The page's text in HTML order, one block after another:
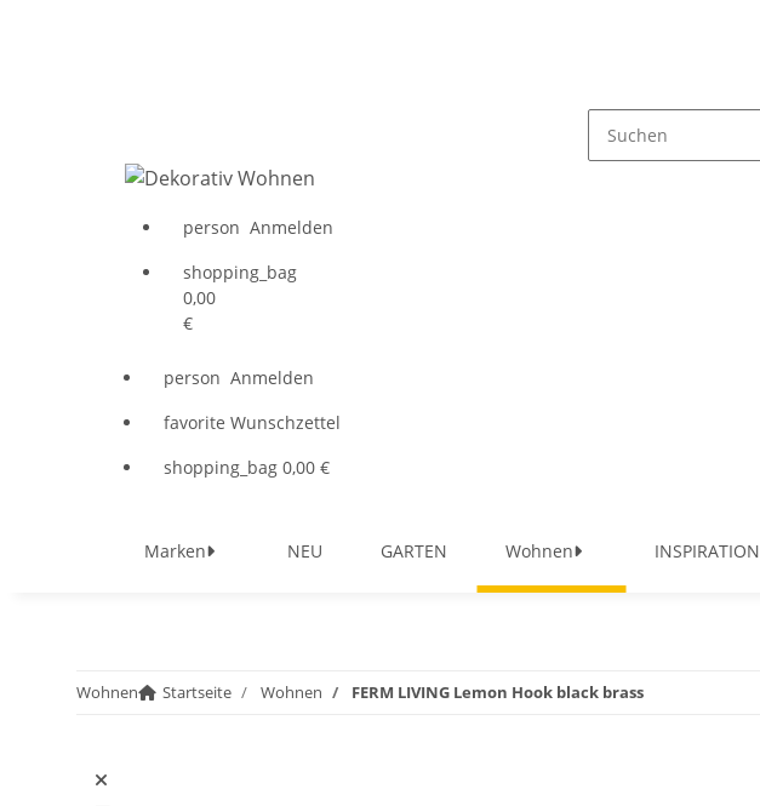
person Anmelden
shopping_bag
0,00
€
person Anmelden
favorite Wunschzettel
shopping_bag 0,00 €
Marken NEU GARTEN Wohnen INSPIRATION
Wohnen Startseite Wohnen FERM LIVING Lemon Hook black brass